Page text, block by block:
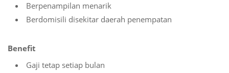
Berpenampilan menarik
Berdomisili disekitar daerah penempatan
Benefit
Gaji tetap setiap bulan